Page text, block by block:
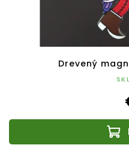
Drevený